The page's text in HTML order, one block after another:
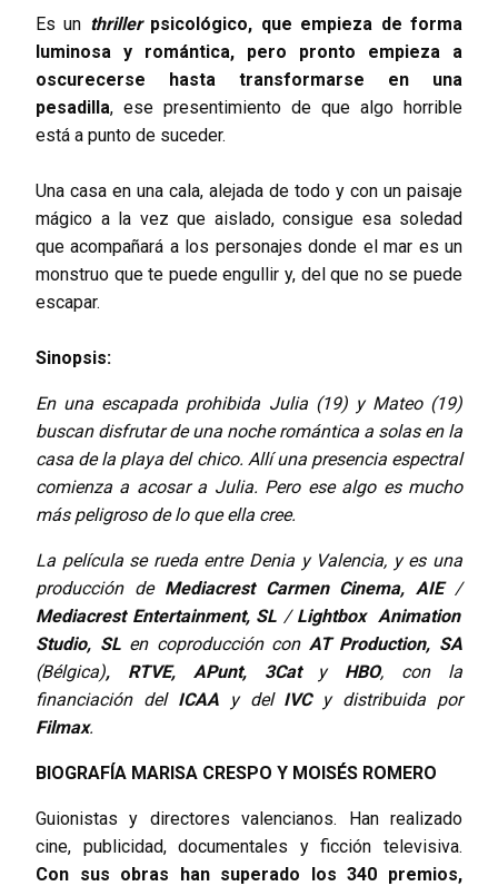
Es un thriller psicológico, que empieza de forma
luminosa y romántica, pero pronto empieza a
oscurecerse hasta transformarse en una
pesadilla, ese presentimiento de que algo horrible
está a punto de suceder.
Una casa en una cala, alejada de todo y con un paisaje
mágico a la vez que aislado, consigue esa soledad
que acompañará a los personajes donde el mar es un
monstruo que te puede engullir y, del que no se puede
escapar.
Sinopsis:
En una escapada prohibida Julia (19) y Mateo (19)
buscan disfrutar de una noche romántica a solas en la
casa de la playa del chico. Allí una presencia espectral
comienza a acosar a Julia. Pero ese algo es mucho
más peligroso de lo que ella cree.
La película se rueda entre Denia y Valencia, y es una
producción de Mediacrest Carmen Cinema, AIE/
Mediacrest Entertainment, SL /Lightbox Animation
Studio, SLen coproducción con AT Production, SA
(Bélgica), RTVE, APunt, 3Caty HBO, con la
financiación del ICAA y del IVCy distribuida por
Filmax.
BIOGRAFÍA MARISA CRESPO Y MOISÉS ROMERO
Guionistas y directores valencianos. Han realizado
cine, publicidad, documentales y ficción televisiva.
Con sus obras han superado los 340 premios,